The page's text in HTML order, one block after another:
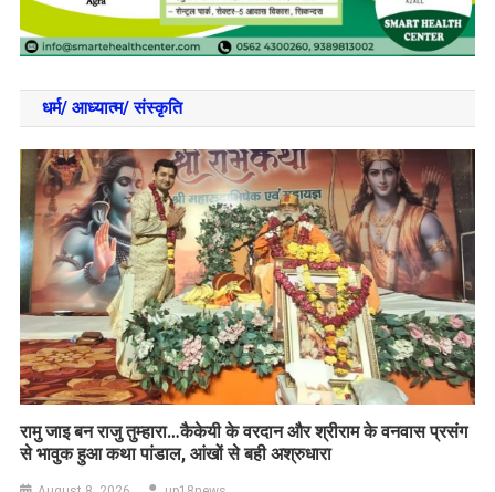
धर्म/ आध्‍यात्‍म/ संस्‍कृति
रामु जाइ बन राजु तुम्हारा…कैकेयी के वरदान और श्रीराम के वनवास प्रसंग
से भावुक हुआ कथा पांडाल, आंखों से बही अश्रुधारा